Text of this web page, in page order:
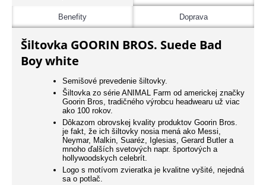
Benefity Doprava
Šiltovka GOORIN BROS. Suede Bad
Boy white
Semišové prevedenie šiltovky.
Šiltovka zo série ANIMAL Farm od americkej značky
Goorin Bros, tradičného výrobcu headwearu už viac
ako 100 rokov.
Dôkazom obrovskej kvality produktov Goorin Bros.
je fakt, že ich šiltovky nosia mená ako Messi,
Neymar, Malkin, Suaréz, Iglesias, Gerard Butler a
mnoho ďalších svetových napr. športových a
hollywoodskych celebrít.
Logo s motívom zvieratka je kvalitne vyšité, nejedná
sa o potlač.